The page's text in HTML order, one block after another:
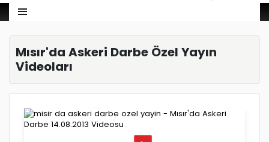
Mısır'da Askeri Darbe Özel Yayın
Videoları